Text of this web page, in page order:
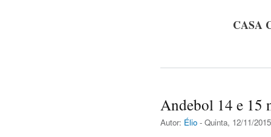
CASA
Andebol 14 e 15
Autor: Élio - Quinta, 12/11/